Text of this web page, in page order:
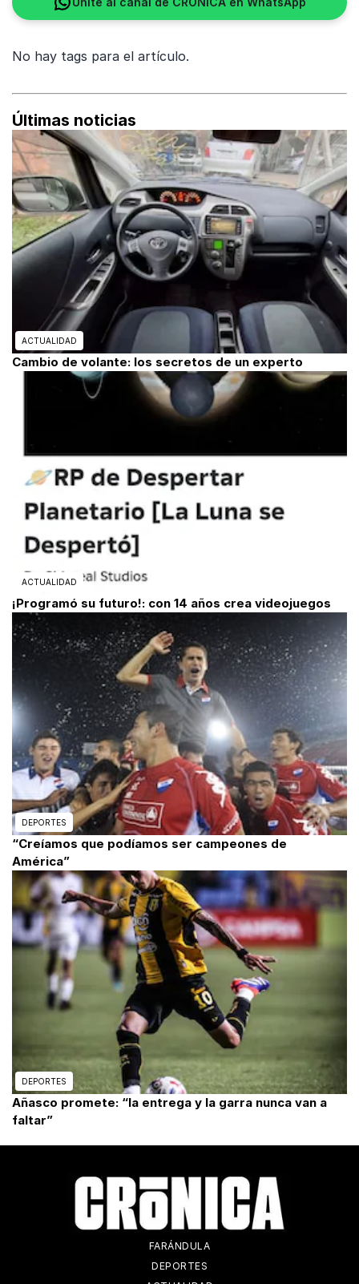
No hay tags para el artículo.
Últimas noticias
ACTUALIDAD
Cambio de volante: los secretos de un experto
ACTUALIDAD
¡Programó su futuro!: con 14 años crea videojuegos
DEPORTES
“Creíamos que podíamos ser campeones de
América”
DEPORTES
Añasco promete: “la entrega y la garra nunca van a
faltar”
FARÁNDULA
DEPORTES